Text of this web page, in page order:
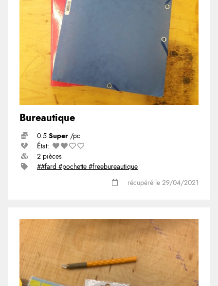
Bureautique
0.5 Super /pc
État:
2 pièces
##fard #pochette #freebureautique
récupéré le 29/04/2021